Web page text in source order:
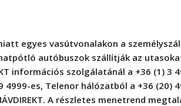
egyes vasútvonalakon a
autóbuszok szállítják az
információs szolgálatánál a +36 (1) 3
es, Telenor hálózatból a +36 (20)
A részletes menetrend